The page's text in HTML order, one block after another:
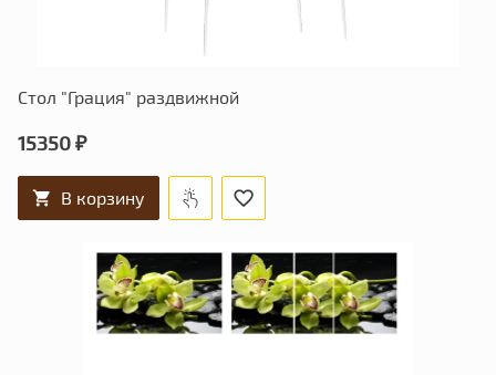
Стол "Грация" раздвижной
15350 ₽
В корзину